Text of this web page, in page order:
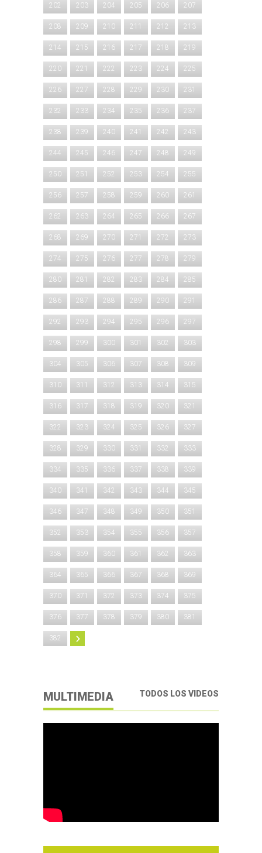
202 203 204 205 206 207
208 209 210 211 212 213
214 215 216 217 218 219
220 221 222 223 224 225
226 227 228 229 230 231
232 233 234 235 236 237
238 239 240 241 242 243
244 245 246 247 248 249
250 251 252 253 254 255
256 257 258 259 260 261
262 263 264 265 266 267
268 269 270 271 272 273
274 275 276 277 278 279
280 281 282 283 284 285
286 287 288 289 290 291
292 293 294 295 296 297
298 299 300 301 302 303
304 305 306 307 308 309
310 311 312 313 314 315
316 317 318 319 320 321
322 323 324 325 326 327
328 329 330 331 332 333
334 335 336 337 338 339
340 341 342 343 344 345
346 347 348 349 350 351
352 353 354 355 356 357
358 359 360 361 362 363
364 365 366 367 368 369
370 371 372 373 374 375
376 377 378 379 380 381
382
MULTIMEDIA TODOS LOS VIDEOS